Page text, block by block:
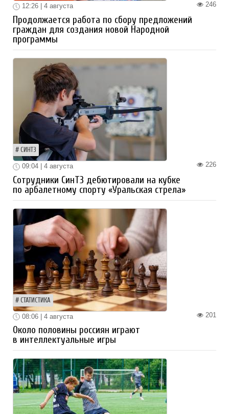
246
12:26 | 4 августа
Продолжается работа по сбору предложений
граждан для создания новой Народной
программы
СИНТЗ
226
09:04 | 4 августа
Сотрудники СинТЗ дебютировали на кубке
по арбалетному спорту «Уральская стрела»
СТАТИСТИКА
201
08:06 | 4 августа
Около половины россиян играют
в интеллектуальные игры